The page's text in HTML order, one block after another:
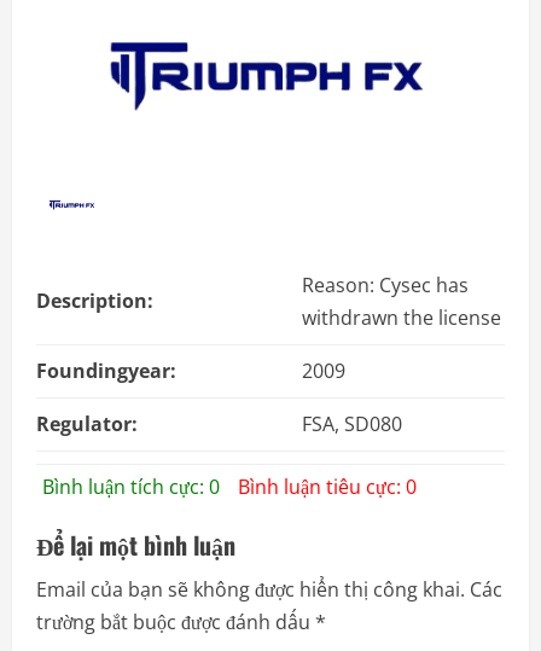
Description:
Reason: Cysec has
withdrawn the license
Foundingyear:
2009
Regulator:
FSA, SD080
Bình luận tích cực: 0 Bình luận tiêu cực: 0
Để lại một bình luận
Email của bạn sẽ không được hiển thị công khai. Các
trường bắt buộc được đánh dấu *